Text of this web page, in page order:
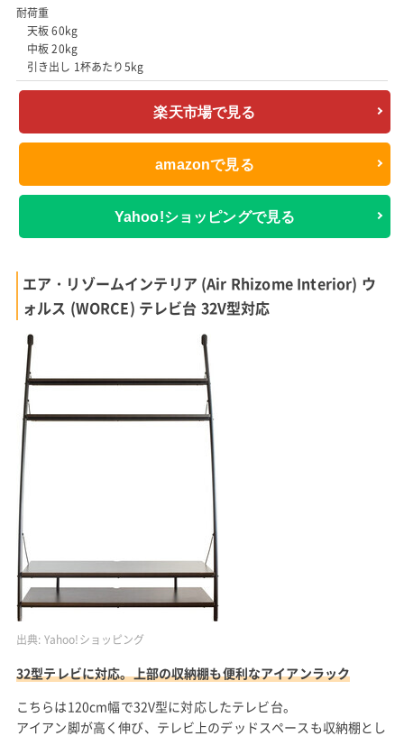
耐荷重
天板 60kg
中板 20kg
引き出し 1杯あたり5kg
楽天市場で見る
amazonで見る
Yahoo!ショッピングで見る
エア・リゾームインテリア (Air Rhizome Interior) ウ
ォルス (WORCE) テレビ台 32V型対応
出典: Yahoo!ショッピング
32型テレビに対応。上部の収納棚も便利なアイアンラック
こちらは120cm幅で32V型に対応したテレビ台。
アイアン脚が高く伸び、テレビ上のデッドスペースも収納棚とし